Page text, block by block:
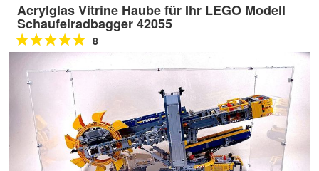
Acrylglas Vitrine Haube für Ihr LEGO Modell
Schaufelradbagger 42055
8